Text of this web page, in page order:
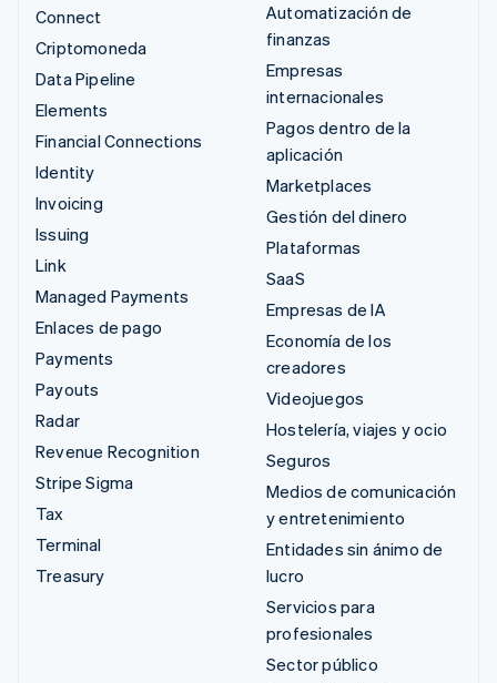
Connect
Criptomoneda
Data Pipeline
Elements
Financial Connections
Identity
Invoicing
Issuing
Link
Managed Payments
Enlaces de pago
Payments
Payouts
Radar
Revenue Recognition
Stripe Sigma
Tax
Terminal
Treasury
Automatización de
finanzas
Empresas
internacionales
Pagos dentro de la
aplicación
Marketplaces
Gestión del dinero
Plataformas
SaaS
Empresas de IA
Economía de los
creadores
Videojuegos
Hostelería, viajes y ocio
Seguros
Medios de comunicación
y entretenimiento
Entidades sin ánimo de
lucro
Servicios para
profesionales
Sector público